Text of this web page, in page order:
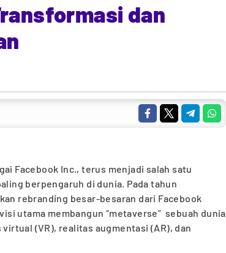
dan
Facebook Inc., terus menjadi salah satu
berpengaruh di dunia. Pada tahun
rebranding besar-besaran dari Facebook
utama membangun “metaverse” sebuah dunia
(VR), realitas augmentasi (AR), dan